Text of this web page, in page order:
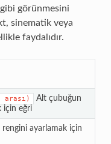
görünmesini
sinematik veya
faydalıdır.
arası)
Alt çubuğun
için eğri
rengini ayarlamak için